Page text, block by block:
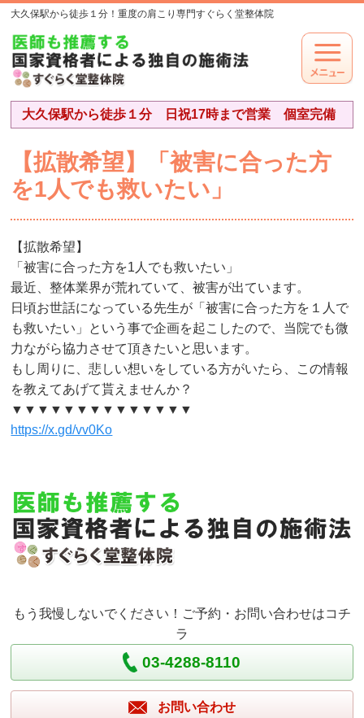
大久保駅から徒歩１分！重度の肩こり専門すぐらく堂整体院
大久保駅から徒歩１分 日祝17時まで営業 個室完備
【拡散希望】「被害に合った方
を1人でも救いたい」
【拡散希望】
「被害に合った方を1人でも救いたい」
最近、整体業界が荒れていて、被害が出ています。
日頃お世話になっている先生が「被害に合った方を１人で
も救いたい」という事で企画を起こしたので、当院でも微
力ながら協力させて頂きたいと思います。
もし周りに、悲しい想いをしている方がいたら、この情報
を教えてあげて貰えませんか？
▼▼▼▼▼▼▼▼▼▼▼▼▼▼
https://x.gd/vv0Ko
もう我慢しないでください！ご予約・お問い合わせはコチ
ラ
03-4288-8110
お問い合わせ